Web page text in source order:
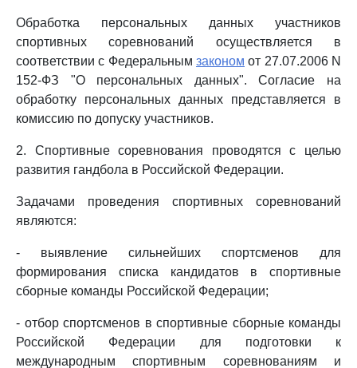
Обработка персональных данных участников
спортивных соревнований осуществляется в
соответствии с Федеральным законом от 27.07.2006 N
152-ФЗ "О персональных данных". Согласие на
обработку персональных данных представляется в
комиссию по допуску участников.
2. Спортивные соревнования проводятся с целью
развития гандбола в Российской Федерации.
Задачами проведения спортивных соревнований
являются:
- выявление сильнейших спортсменов для
формирования списка кандидатов в спортивные
сборные команды Российской Федерации;
- отбор спортсменов в спортивные сборные команды
Российской Федерации для подготовки к
международным спортивным соревнованиям и